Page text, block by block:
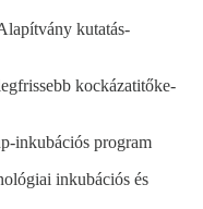
kutatás-
kockázatitőke-
inkubációs program
inkubációs és